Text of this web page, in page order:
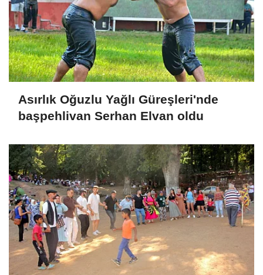
Asırlık Oğuzlu Yağlı Güreşleri'nde
başpehlivan Serhan Elvan oldu